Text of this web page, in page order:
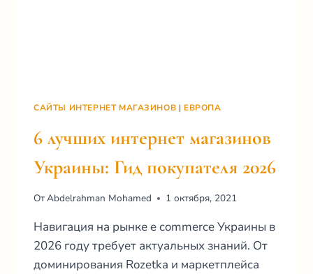
САЙТЫ ИНТЕРНЕТ МАГАЗИНОВ | ЕВРОПА
6 лучших интернет магазинов
Украины: Гид покупателя 2026
ОтAbdelrahman Mohamed 1 октября, 2021
Навигация на рынке e commerce Украины в
2026 году требует актуальных знаний. От
доминирования Rozetka и маркетплейса